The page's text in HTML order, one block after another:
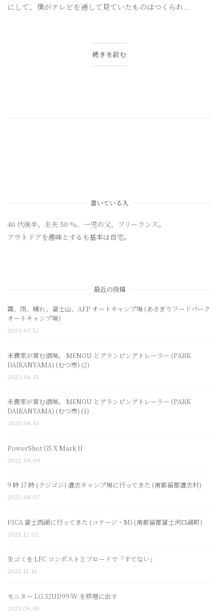
にして、僕がテレビを通して見ていたものはつくられ...
続きを読む
書いている人
40 代後半、主夫 50 %、一児の父、フリーランス。
アウトドアを趣味とするも基本は自宅。
最近の投稿
霧、雨、晴れ、富士山、AFP オートキャンプ場 (あさぎりフードパーク
オートキャンプ場)
2023.07.12
米農家が営む酒場。 MENOU とグランピングトレーラー (PARK
DAIKANYAMA) (むつ市) (2)
2023.06.15
米農家が営む酒場。 MENOU とグランピングトレーラー (PARK
DAIKANYAMA) (むつ市) (1)
2023.06.13
PowerShot G5 X Mark II
2022.09.09
9 時 17 時 (クジゴジ) 道志キャンプ場に行ってきた (南都留郡道志村)
2022.08.07
PICA 富士西湖に行ってきた (コテージ・M) (南都留郡富士河口湖町)
2021.12.02
生ゴミを LFC コンポストとブロードで「すてない」
2021.11.16
モニター LG 32UD99-W を修理に出す
2021.09.30